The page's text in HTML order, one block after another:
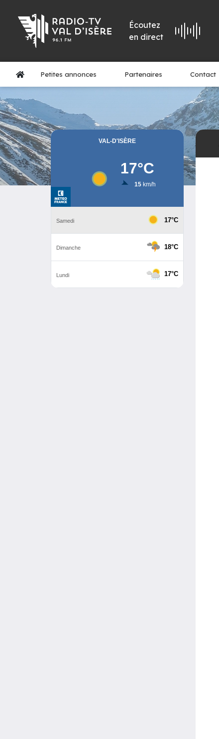
Écoutez
en direct
Petites annonces Partenaires Contact